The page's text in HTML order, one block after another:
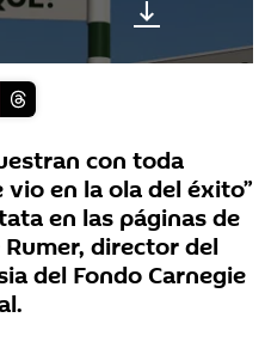
con toda
vio en la ola del éxito”
en las páginas de
director del
del Fondo Carnegie